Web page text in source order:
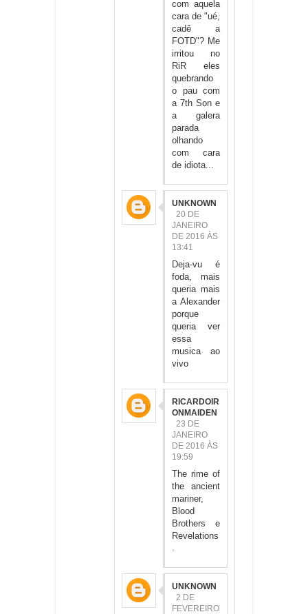
com aquela
cara de "ué,
cadê a
FOTD"? Me
irritou no
RiR eles
quebrando
o pau com
a 7th Son e
a galera
parada
olhando
com cara
de idiota...
UNKNOWN
20 DE
JANEIRO
DE 2016 ÀS
13:41
Deja-vu é
foda, mais
queria mais
a Alexander
porque
queria ver
essa
musica ao
vivo
RICARDOIR
ONMAIDEN
23 DE
JANEIRO
DE 2016 ÀS
19:59
The rime of
the ancient
mariner,
Blood
Brothers e
Revelations
UNKNOWN
2 DE
FEVEREIRO